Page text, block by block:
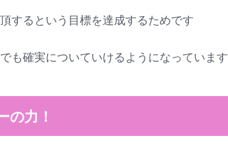
するという目標を達成するためです
も確実についていけるようになっています
力！